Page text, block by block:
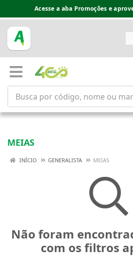
Acesse a aba Promoções e
MEIAS
INÍCIO GENERALISTA MEIAS
Não foram
com os filtros